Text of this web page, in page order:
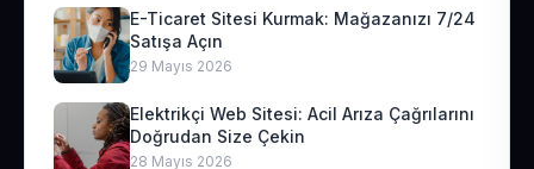
E-Ticaret Sitesi Kurmak: Mağazanızı 7/24
Satışa Açın
29 Mayıs 2026
Elektrikçi Web Sitesi: Acil Arıza Çağrılarını
Doğrudan Size Çekin
28 Mayıs 2026